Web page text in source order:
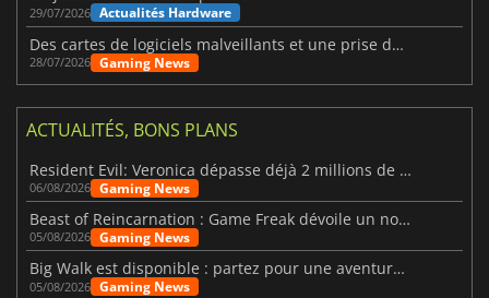
29/07/2026 Actualités Hardware
Des cartes de logiciels malveillants et une prise de contrôle de Discord ont touché Meccha Chameleon
28/07/2026 Gaming News
ACTUALITÉS, BONS PLANS
Resident Evil: Veronica dépasse déjà 2 millions de wishlists
06/08/2026 Gaming News
Beast of Reincarnation : Game Freak dévoile un nouveau pari
05/08/2026 Gaming News
Big Walk est disponible : partez pour une aventure entre amis
05/08/2026 Gaming News